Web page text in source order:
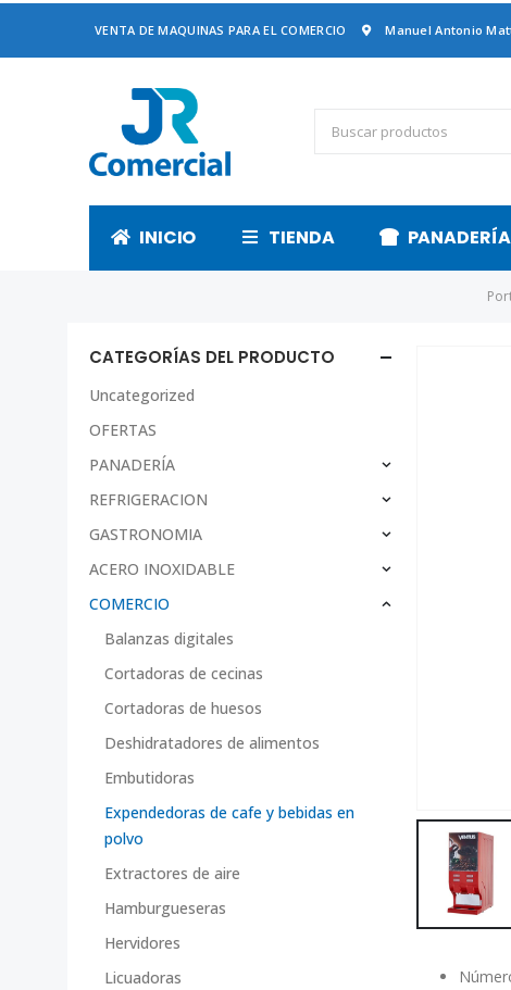
VENTA DE MAQUINAS PARA EL COMERCIO Manuel Antonio
INICIO TIENDA PANADERÍA
CATEGORÍAS DEL PRODUCTO
Uncategorized
OFERTAS
PANADERÍA
REFRIGERACION
GASTRONOMIA
ACERO INOXIDABLE
COMERCIO
Balanzas digitales
Cortadoras de cecinas
Cortadoras de huesos
Deshidratadores de alimentos
Embutidoras
Expendedoras de cafe y bebidas en
polvo
Extractores de aire
Hamburgueseras
Hervidores
Licuadoras